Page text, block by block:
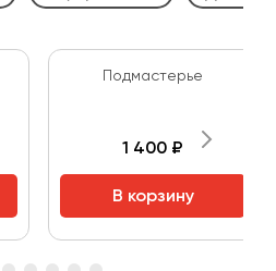
Подмастерье
1 400 ₽
В корзину